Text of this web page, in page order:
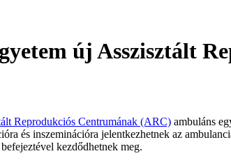
új Asszisztált
Reprodukciós Centrumának (ARC) ambuláns
és inszeminációra jelentkezhetnek az
kezdődhetnek meg.